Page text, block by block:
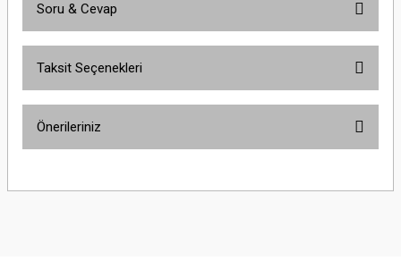
Soru & Cevap
Taksit Seçenekleri
Önerileriniz
yetersiz gördüğünüz noktaları öneri formunu kullanarak tarafımıza